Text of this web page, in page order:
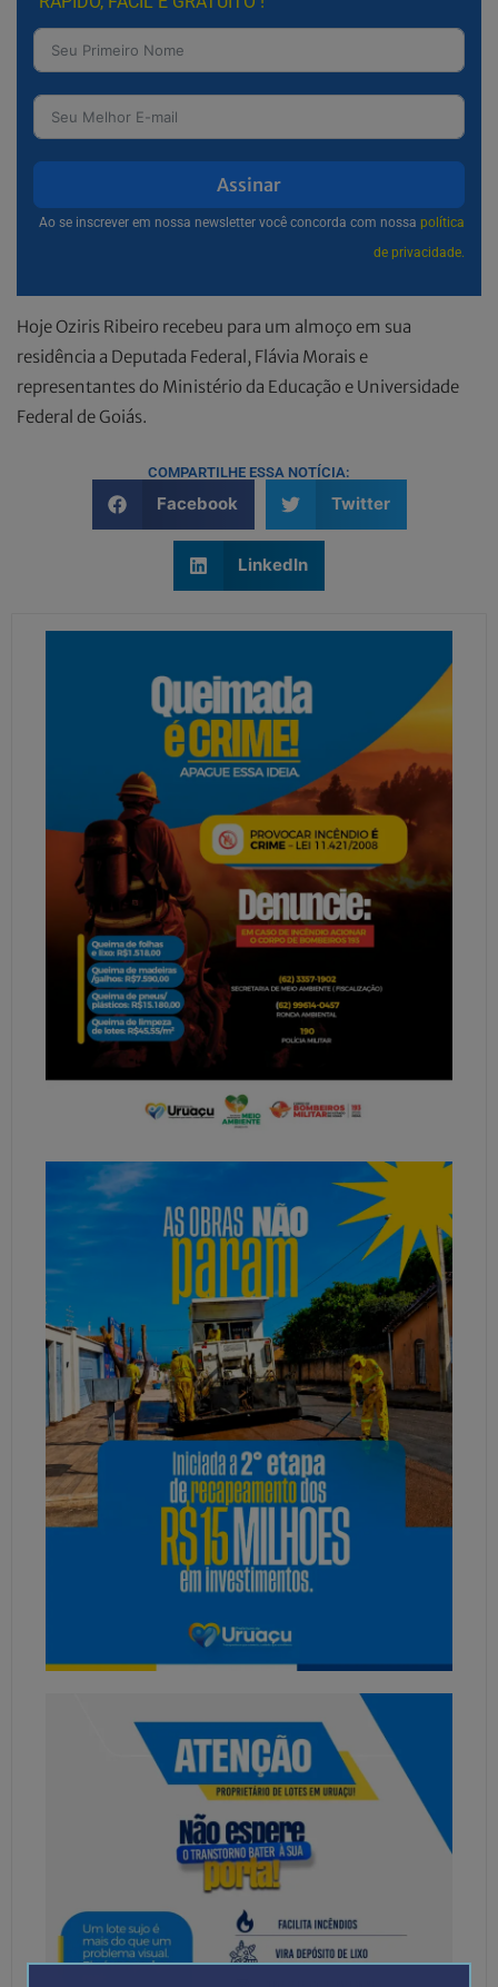
Assinar
Ao se inscrever em nossa newsletter você concorda com nossa política
de privacidade.
Hoje Oziris Ribeiro recebeu para um almoço em sua
residência a Deputada Federal, Flávia Morais e
representantes do Ministério da Educação e Universidade
Federal de Goiás.
COMPARTILHE ESSA NOTÍCIA:
Facebook Twitter
LinkedIn